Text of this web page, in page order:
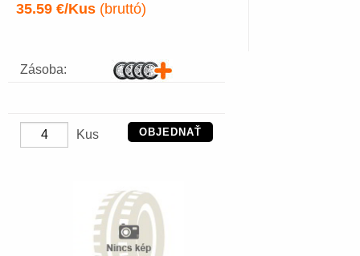
35.59 €/Kus (bruttó)
Zásoba:
Kus OBJEDNAŤ